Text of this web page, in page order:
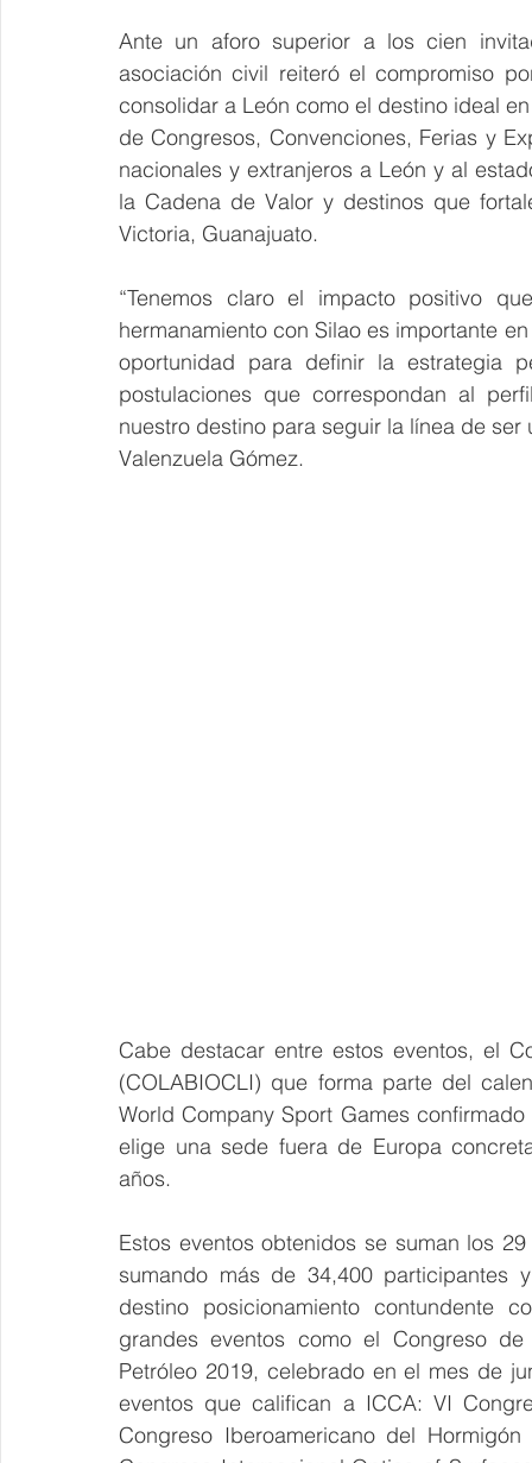
Ante un aforo superior a los cien
asociación civil reiteró el compromiso
consolidar a León como el destino ideal
de Congresos, Convenciones, Ferias y
nacionales y extranjeros a León y al
la Cadena de Valor y destinos que
Victoria, Guanajuato.
“Tenemos claro el impacto positivo
hermanamiento con Silao es importante
oportunidad para definir la estrategia
postulaciones que correspondan al
nuestro destino para seguir la línea de
Valenzuela Gómez.
Cabe destacar entre estos eventos, el
(COLABIOCLI) que forma parte del
World Company Sport Games
elige una sede fuera de Europa
años.
Estos eventos obtenidos se suman los
sumando más de 34,400
destino posicionamiento contundente
grandes eventos como el Congreso
Petróleo 2019, celebrado en el mes de
eventos que califican a ICCA: VI
Congreso Iberoamericano del